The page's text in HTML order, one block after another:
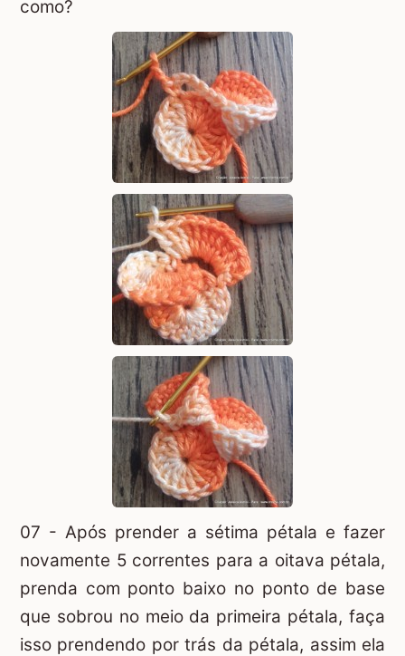
como?
07 - Após prender a sétima pétala e fazer
novamente 5 correntes para a oitava pétala,
prenda com ponto baixo no ponto de base
que sobrou no meio da primeira pétala, faça
isso prendendo por trás da pétala, assim ela